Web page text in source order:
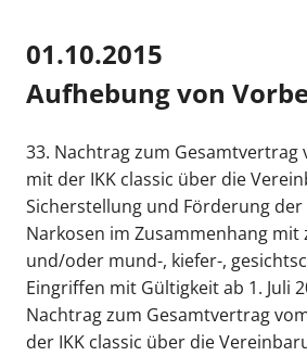
01.10.2015
Aufhebung von
33. Nachtrag zum Gesamtvertrag
mit der IKK classic über die
Sicherstellung und Förderung
Narkosen im Zusammenhang mit
und/oder mund-, kiefer-,
Eingriffen mit Gültigkeit ab 1. Juli
Nachtrag zum Gesamtvertrag
der IKK classic über die